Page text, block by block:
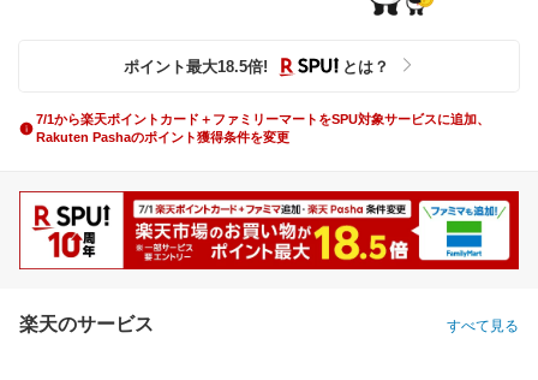
ポイント最大18.5倍! とは？
7/1から楽天ポイントカード＋ファミリーマートをSPU対象サービスに追加、
Rakuten Pashaのポイント獲得条件を変更
楽天のサービス すべて見る